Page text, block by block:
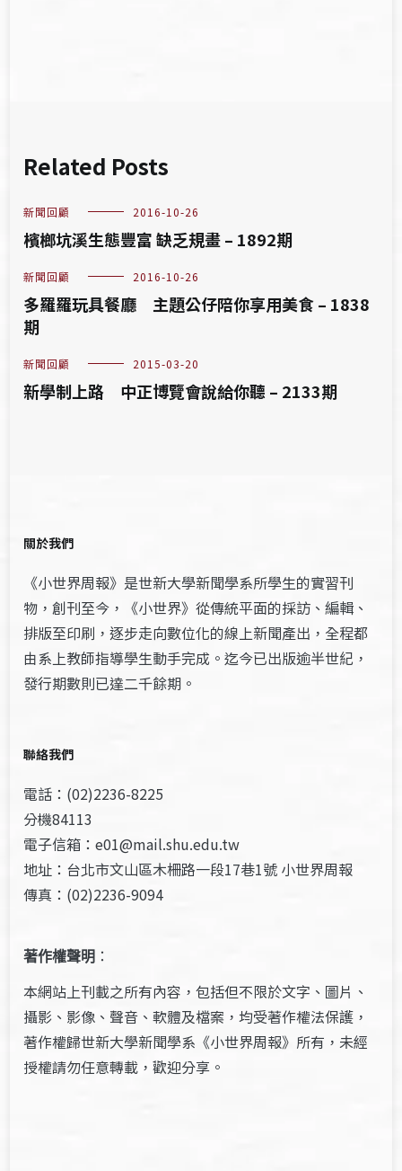
Related Posts
新聞回顧 2016-10-26
檳榔坑溪生態豐富 缺乏規畫 – 1892期
新聞回顧 2016-10-26
多羅羅玩具餐廳 主題公仔陪你享用美食 – 1838
期
新聞回顧 2015-03-20
新學制上路 中正博覽會說給你聽 – 2133期
關於我們
《小世界周報》是世新大學新聞學系所學生的實習刊
物，創刊至今，《小世界》從傳統平面的採訪、編輯、
排版至印刷，逐步走向數位化的線上新聞產出，全程都
由系上教師指導學生動手完成。迄今已出版逾半世紀，
發行期數則已達二千餘期。
聯絡我們
電話：(02)2236-8225
分機84113
電子信箱：e01@mail.shu.edu.tw
地址：台北市文山區木柵路一段17巷1號 小世界周報
傳真：(02)2236-9094
著作權聲明 ：
本網站上刊載之所有內容，包括但不限於文字、圖片、
攝影、影像、聲音、軟體及檔案，均受著作權法保護，
著作權歸世新大學新聞學系《小世界周報》所有，未經
授權請勿任意轉載，歡迎分享。